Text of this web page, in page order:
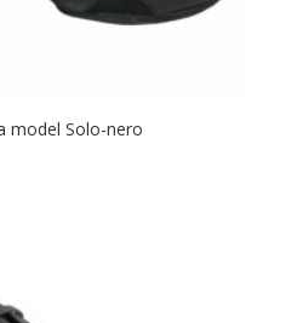
model Solo-nero